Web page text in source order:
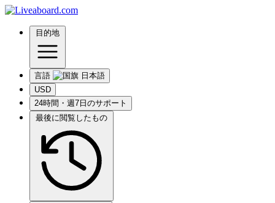
目的地
言語
USD
24時間・週7日のサポート
最後に閲覧したもの